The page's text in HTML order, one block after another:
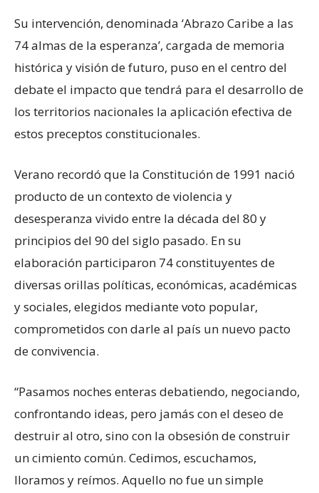
Su intervención, denominada ‘Abrazo Caribe a las
74 almas de la esperanza’, cargada de memoria
histórica y visión de futuro, puso en el centro del
debate el impacto que tendrá para el desarrollo de
los territorios nacionales la aplicación efectiva de
estos preceptos constitucionales.
Verano recordó que la Constitución de 1991 nació
producto de un contexto de violencia y
desesperanza vivido entre la década del 80 y
principios del 90 del siglo pasado. En su
elaboración participaron 74 constituyentes de
diversas orillas políticas, económicas, académicas
y sociales, elegidos mediante voto popular,
comprometidos con darle al país un nuevo pacto
de convivencia.
“Pasamos noches enteras debatiendo, negociando,
confrontando ideas, pero jamás con el deseo de
destruir al otro, sino con la obsesión de construir
un cimiento común. Cedimos, escuchamos,
lloramos y reímos. Aquello no fue un simple